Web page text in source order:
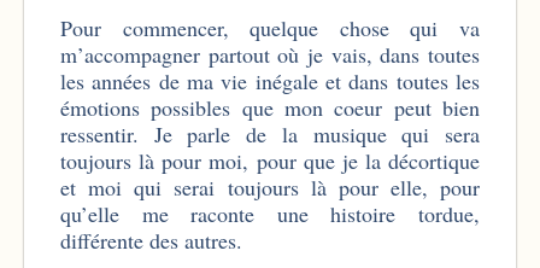
Pour commencer, quelque chose qui va
m’accompagner partout où je vais, dans toutes
les années de ma vie inégale et dans toutes les
émotions possibles que mon coeur peut bien
ressentir. Je parle de la musique qui sera
toujours là pour moi, pour que je la décortique
et moi qui serai toujours là pour elle, pour
qu’elle me raconte une histoire tordue,
différente des autres.